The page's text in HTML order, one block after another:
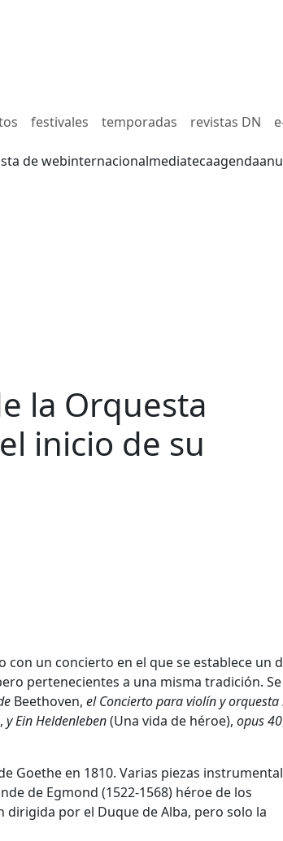
festivales temporadas revistas DN
de webinternacionalmediatecaagenda
la Orquesta
inicio de su
un concierto en el que se establece un
pertenecientes a una misma tradición. Se
Beethoven, el Concierto para violín y orquesta
y Ein Heldenleben(Una vida de héroe), opus 40
Goethe en 1810. Varias piezas
de Egmond (1522-1568) héroe de los
por el Duque de Alba, pero solo la